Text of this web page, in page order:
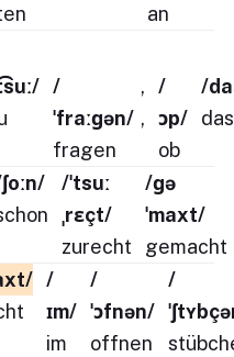
an
/
ˈfraːɡən/
fragen
,
,
/
ɔp/
ob
/
das
/ˈtsuː
ˌrɛçt/
zurecht
/ɡə
ˈmaxt/
gemacht
/
ɪm/
im
/
ˈɔfnən/
offnen
/